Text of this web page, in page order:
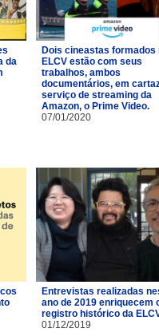
da
Dois cineastas formados
ELCV estão com seus
trabalhos, ambos
documentários, em
serviço de streaming da
Amazon, o Prime Video.
07/01/2020
Entrevistas realizadas
ano de 2019 enriquecem
registro histórico da
01/12/2019